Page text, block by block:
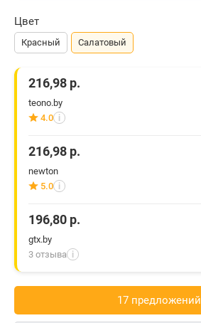
Цвет
Красный Салатовый
216,98 р.
teono.by
4.0 i
216,98 р.
newton
5.0 i
196,80 р.
gtx.by
3 отзыва
i
17 предложений